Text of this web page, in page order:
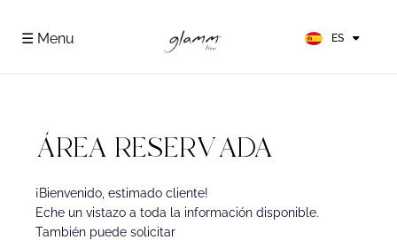
☰ Menu ES
DE
ÁREA RESERVADA
¡Bienvenido, estimado cliente!
Eche un vistazo a toda la información disponible.
También puede solicitar